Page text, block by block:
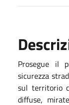
Prosegue il
sicurezza
sul territorio
diffuse,